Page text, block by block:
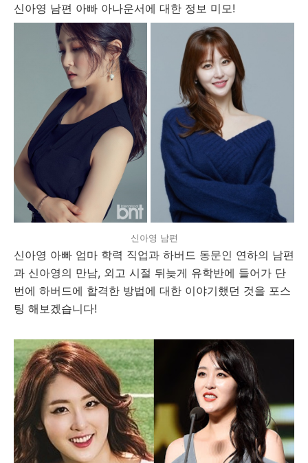
신아영 남편 아빠 아나운서에 대한 정보 미모!
신아영 남편
신아영 아빠 엄마 학력 직업과 하버드 동문인 연하의 남편
과 신아영의 만남, 외고 시절 뒤늦게 유학반에 들어가 단
번에 하버드에 합격한 방법에 대한 이야기했던 것을 포스
팅 해보겠습니다!